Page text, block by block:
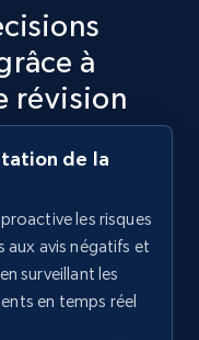
Commencer
Currency, Initial
and more.
Commencer
à
révision
de la
les risques
aux avis négatifs et
surveillant les
en temps réel